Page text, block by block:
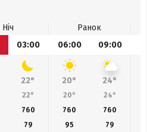
Ніч
Ранок
03:00 06:00 09:00
22° 20° 24°
22° 20° 24°
760 760 760
79 95 79